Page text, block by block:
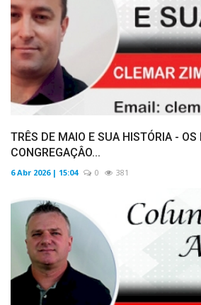
TRÊS DE MAIO E SUA HISTÓRIA - OS
CONGREGAÇÂO...
6 Abr 2026 | 15:04 0 381